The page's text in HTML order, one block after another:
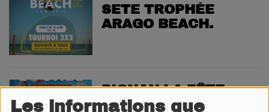
Les informations que
SETE TROPHÉE
ARAGO BEACH.
PIGNAN LA FÊTE
LOCALE 2026